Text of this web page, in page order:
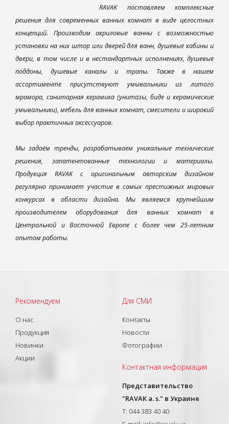
RAVAK поставляем комплексные
решения для современных ванных комнат в виде целостных
концепций. Производим акриловые ванны с возможностью
установки на них штор или дверей для ванн, душевые кабины и
двери, в том числе и в нестандартных исполнениях, душевые
поддоны, душевые каналы и трапы. Также в нашем
ассортименте присутствуют умывальники из литого
мрамора, санитарная керамика (унитазы, биде и керамические
умывальники), мебель для ванных комнат, смесители и широкий
выбор практичных аксессуаров.
Мы задаём тренды, разрабатываем уникальные технические
решения, запатентованные технологии и материалы.
Продукция RAVAK с оригинальным авторским дизайном
регулярно принимает участие в самых престижных мировых
конкурсах в области дизайна. Мы являемся крупнейшим
производителем оборудования для ванных комнат в
Центральной и Восточной Европе с более чем 25-летним
опытом работы.
Рекомендуем
О нас
Продукция
Новинки
Акции
Для СМИ
Контакты
Новости
Фотографии
Контактная информация
Представительство
"RAVAK a. s." в Украине
T: 044 383 40 40